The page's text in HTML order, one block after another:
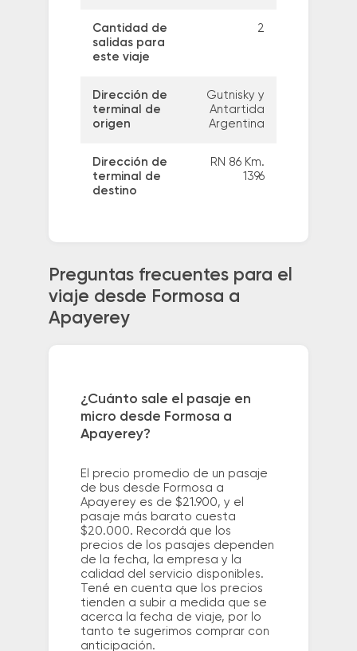
Cantidad de
salidas para
este viaje
2
Dirección de
terminal de
origen
Gutnisky y
Antartida
Argentina
Dirección de
terminal de
destino
RN 86 Km.
1396
Preguntas frecuentes para el
viaje desde Formosa a
Apayerey
¿Cuánto sale el pasaje en
micro desde Formosa a
Apayerey?
El precio promedio de un pasaje
de bus desde Formosa a
Apayerey es de $21.900, y el
pasaje más barato cuesta
$20.000. Recordá que los
precios de los pasajes dependen
de la fecha, la empresa y la
calidad del servicio disponibles.
Tené en cuenta que los precios
tienden a subir a medida que se
acerca la fecha de viaje, por lo
tanto te sugerimos comprar con
anticipación.